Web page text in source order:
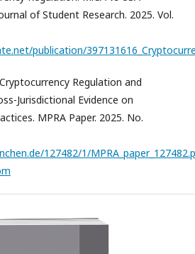
of Student Research. 2025. Vol.
publication/
Regulation and
Jurisdictional Evidence on
MPRA Paper. 2025. No.
127482/1/